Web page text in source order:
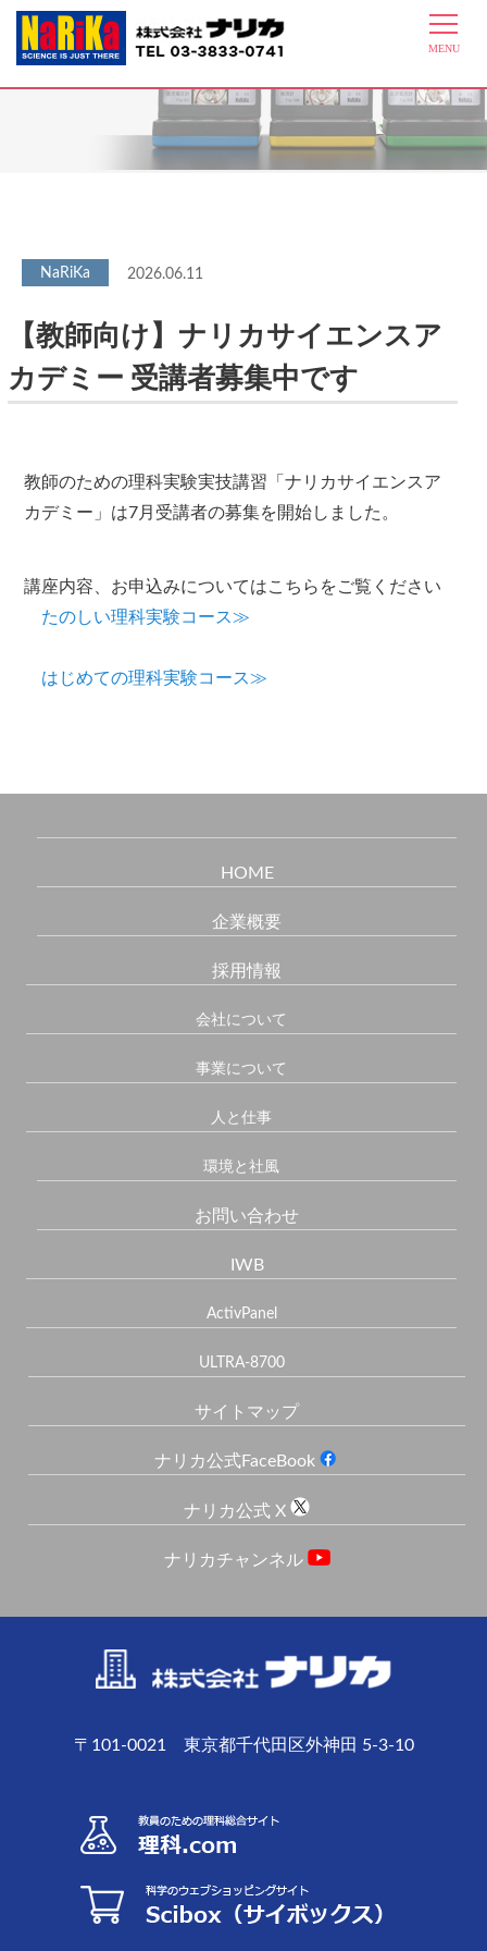
最新情報
2026.06.11
【教師向け】ナリカサイエンスア
カデミー 受講者募集中です
教師のための理科実験実技講習「ナリカサイエンスア
カデミー」は7月受講者の募集を開始しました。
講座内容、お申込みについてはこちらをご覧ください
たのしい理科実験コース≫
はじめての理科実験コース≫
HOME
企業概要
採用情報
会社について
事業について
人と仕事
環境と社風
お問い合わせ
IWB
ActivPanel
ULTRA-8700
サイトマップ
ナリカ公式FaceBook
ナリカ公式 X
ナリカチャンネル
〒101-0021 東京都千代田区外神田 5-3-10